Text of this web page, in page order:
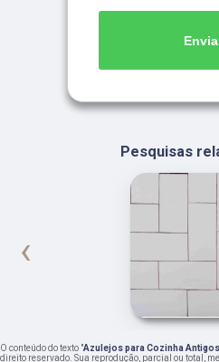
Pesquisas
‹
O conteúdo do texto "Azulejos para Cozinha
direito reservado. Sua reprodução, parcial ou total,